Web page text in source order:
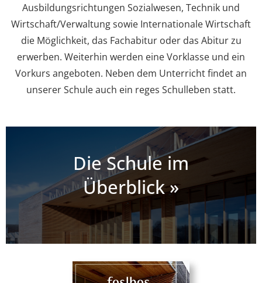
Ausbildungsrichtungen Sozialwesen, Technik und
Wirtschaft/Verwaltung sowie Internationale Wirtschaft
die Möglichkeit, das Fachabitur oder das Abitur zu
erwerben. Weiterhin werden eine Vorklasse und ein
Vorkurs angeboten. Neben dem Unterricht findet an
unserer Schule auch ein reges Schulleben statt.
Die Schule im
Überblick »